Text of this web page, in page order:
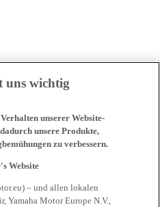
uns wichtig
unserer Website-
unsere Produkte,
zu verbessern.
Website
– und allen lokalen
Yamaha Motor Europe N.V.,